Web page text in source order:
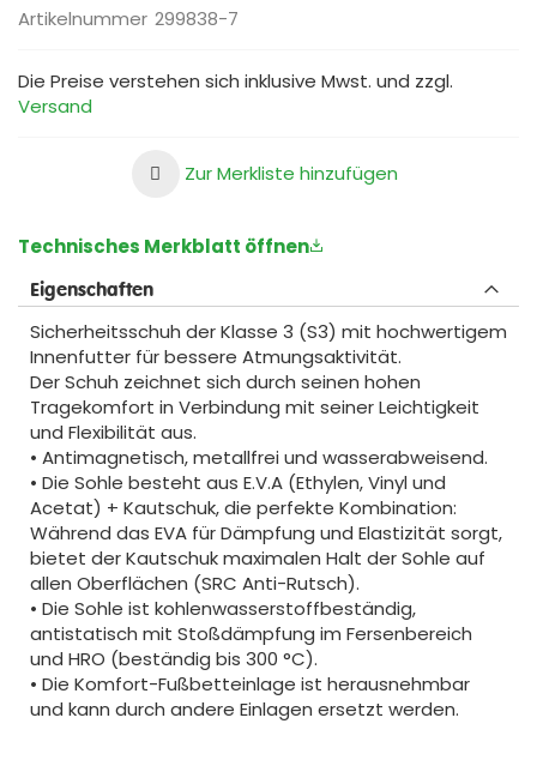
Artikelnummer 299838-7
Die Preise verstehen sich inklusive Mwst. und zzgl.
Versand
Zur Merkliste hinzufügen
Technisches Merkblatt öffnen
Eigenschaften
Sicherheitsschuh der Klasse 3 (S3) mit hochwertigem
Innenfutter für bessere Atmungsaktivität.
Der Schuh zeichnet sich durch seinen hohen
Tragekomfort in Verbindung mit seiner Leichtigkeit
und Flexibilität aus.
• Antimagnetisch, metallfrei und wasserabweisend.
• Die Sohle besteht aus E.V.A (Ethylen, Vinyl und
Acetat) + Kautschuk, die perfekte Kombination:
Während das EVA für Dämpfung und Elastizität sorgt,
bietet der Kautschuk maximalen Halt der Sohle auf
allen Oberflächen (SRC Anti-Rutsch).
• Die Sohle ist kohlenwasserstoffbeständig,
antistatisch mit Stoßdämpfung im Fersenbereich
und HRO (beständig bis 300 °C).
• Die Komfort-Fußbetteinlage ist herausnehmbar
und kann durch andere Einlagen ersetzt werden.